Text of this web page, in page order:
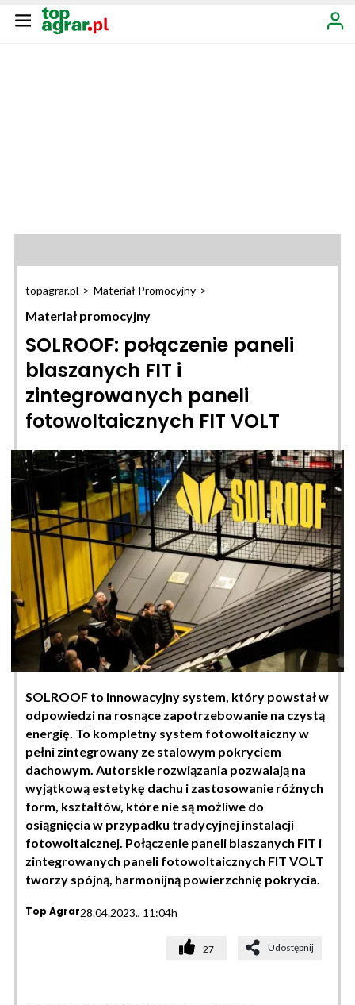
topagrar.pl > Materiał Promocyjny >
Materiał promocyjny
SOLROOF: połączenie paneli
blaszanych FIT i
zintegrowanych paneli
fotowoltaicznych FIT VOLT
SOLROOF to innowacyjny system, który powstał w
odpowiedzi na rosnące zapotrzebowanie na czystą
energię. To kompletny system fotowoltaiczny w
pełni zintegrowany ze stalowym pokryciem
dachowym. Autorskie rozwiązania pozwalają na
wyjątkową estetykę dachu i zastosowanie różnych
form, kształtów, które nie są możliwe do
osiągnięcia w przypadku tradycyjnej instalacji
fotowoltaicznej. Połączenie paneli blaszanych FIT i
zintegrowanych paneli fotowoltaicznych FIT VOLT
tworzy spójną, harmonijną powierzchnię pokrycia.
Top Agrar28.04.2023., 11:04h
27 Udostępnij